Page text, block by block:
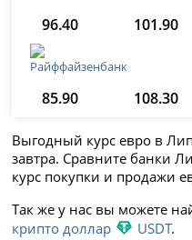
96.40 101.90
85.90 108.30
Выгодный курс евро в
завтра. Сравните банки
курс покупки и продажи
Так же у нас вы можете
крипто доллар
USDT.